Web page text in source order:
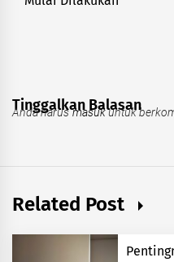
post:
Tinggalkan Balasan
Anda harusmasukuntuk
Related Post